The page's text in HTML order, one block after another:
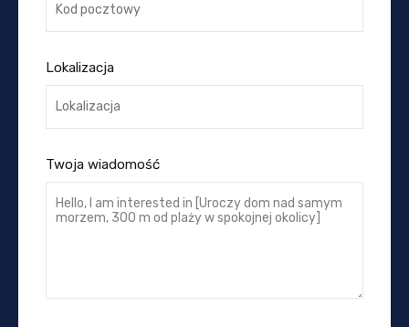
Lokalizacja
Twoja wiadomość